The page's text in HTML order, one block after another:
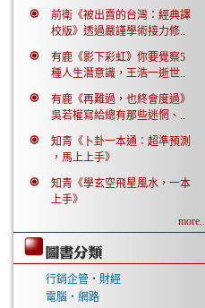
前衛《被出賣的台灣：經典譯
校版》透過嚴謹學術接力修..
有鹿《影下彩虹》你要覺察5
種人生潛意識，王浩一逝世..
有鹿《再難過，也終會度過》
吳若權寫給總有那些迷惘、..
知青《卜卦一本通：超準預測
，馬上上手》
知青《學玄空飛星風水，一本
上手》
more..
行銷企管‧財經
電腦‧網路